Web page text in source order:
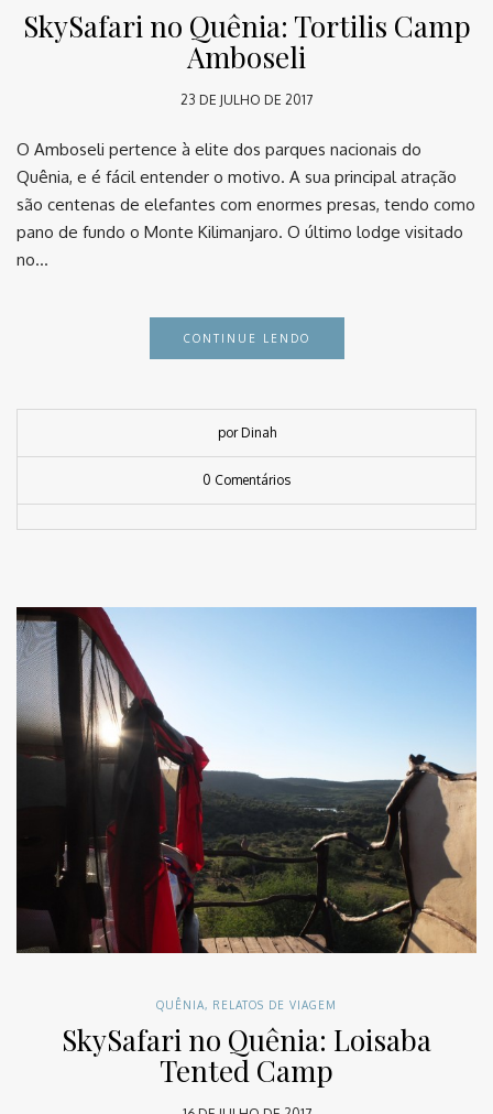
SkySafari no Quênia: Tortilis Camp
Amboseli
23 DE JULHO DE 2017
O Amboseli pertence à elite dos parques nacionais do
Quênia, e é fácil entender o motivo. A sua principal atração
são centenas de elefantes com enormes presas, tendo como
pano de fundo o Monte Kilimanjaro. O último lodge visitado
no…
CONTINUE LENDO
por Dinah
0 Comentários
QUÊNIA, RELATOS DE VIAGEM
SkySafari no Quênia: Loisaba
Tented Camp